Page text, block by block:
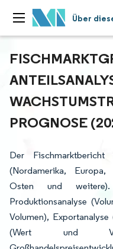
Über
ROGNOSE
Der
(Nordamerika, Europa,
Osten und
Produktionsanalyse
Volumen),
(Wert und